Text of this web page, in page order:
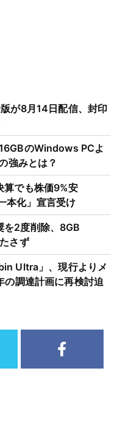
が8月14日配信、封印
のWindows PCよ
強みとは？
算でも株価9%安
本化」宣言受け
2度削除、8GB
さず
Ultra」、現行よりメ
調達計画に再検討迫